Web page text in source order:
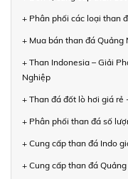
+ Phân phối các loại than
+ Mua bán than đá Quảng
+ Than Indonesia – Giải
Nghiệp
+ Than đá đốt lò hơi giá
+ Phân phối than đá số
+ Cung cấp than đá Indo
+ Cung cấp than đá